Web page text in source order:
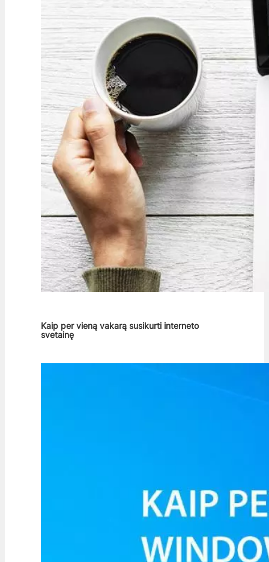
Kaip per vieną vakarą susikurti interneto
svetainę